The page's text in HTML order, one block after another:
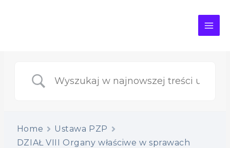
Home
Ustawa PZP
DZIAŁ VIII Organy właściwe w sprawach